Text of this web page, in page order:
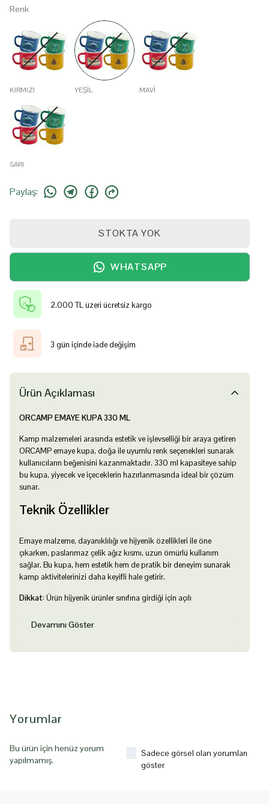
Renk
KIRMIZI YEŞIL MAVI
SARI
Paylaş:
STOKTA YOK
WHATSAPP
2.000 TL üzeri ücretsiz kargo
3 gün içinde iade değişim
Ürün Açıklaması
ORCAMP EMAYE KUPA 330 ML
Kamp malzemeleri arasında estetik ve işlevselliği bir araya getiren
ORCAMP emaye kupa, doğa ile uyumlu renk seçenekleri sunarak
kullanıcıların beğenisini kazanmaktadır. 330 ml kapasiteye sahip
bu kupa, yiyecek ve içeceklerin hazırlanmasında ideal bir çözüm
sunar.
Teknik Özellikler
Emaye malzeme, dayanıklılığı ve hijyenik özellikleri ile öne
çıkarken, paslanmaz çelik ağız kısmı, uzun ömürlü kullanım
sağlar. Bu kupa, hem estetik hem de pratik bir deneyim sunarak
kamp aktivitelerinizi daha keyifli hale getirir.
Dikkat:Ürün hijyenik ürünler sınıfına girdiği için açılı
Devamını Göster
Yorumlar
Bu ürün için henüz yorum
yapılmamış.
Sadece görsel olan yorumları
göster